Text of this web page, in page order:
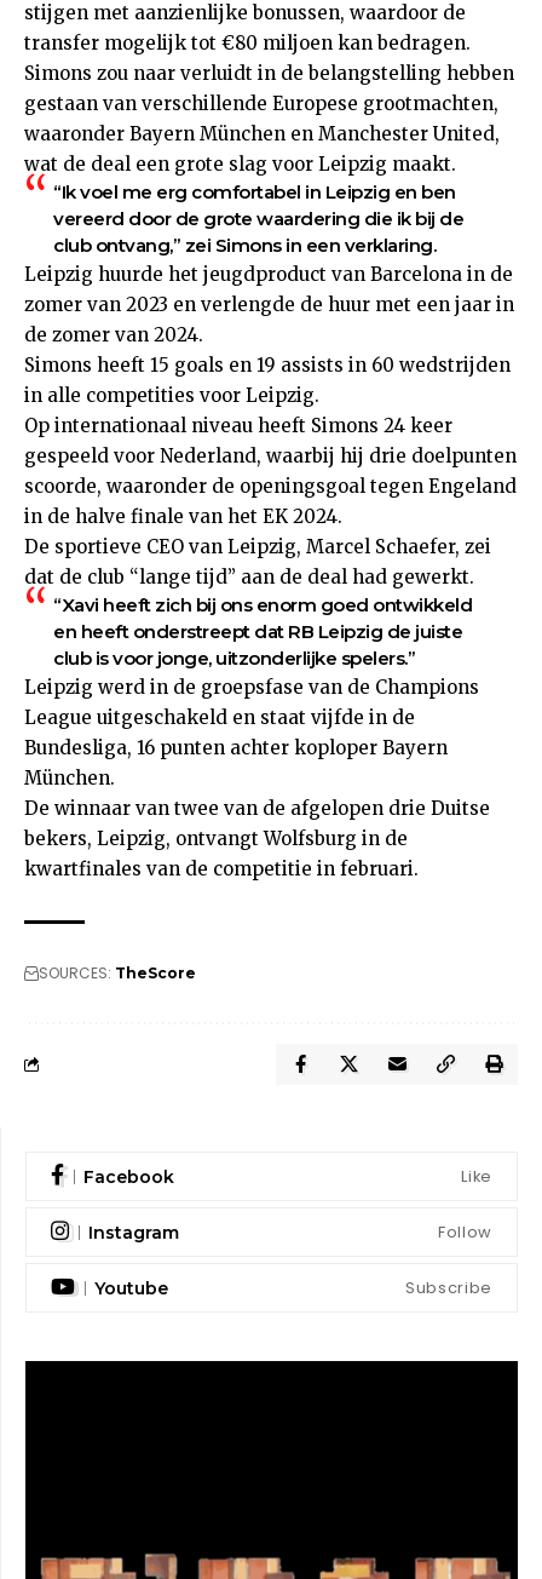
stijgen met aanzienlijke bonussen, waardoor de
transfer mogelijk tot €80 miljoen kan bedragen.
Simons zou naar verluidt in de belangstelling hebben
gestaan van verschillende Europese grootmachten,
waaronder Bayern München en Manchester United,
wat de deal een grote slag voor Leipzig maakt.
“Ik voel me erg comfortabel in Leipzig en ben
vereerd door de grote waardering die ik bij de
club ontvang,” zei Simons in een verklaring.
Leipzig huurde het jeugdproduct van Barcelona in de
zomer van 2023 en verlengde de huur met een jaar in
de zomer van 2024.
Simons heeft 15 goals en 19 assists in 60 wedstrijden
in alle competities voor Leipzig.
Op internationaal niveau heeft Simons 24 keer
gespeeld voor Nederland, waarbij hij drie doelpunten
scoorde, waaronder de openingsgoal tegen Engeland
in de halve finale van het EK 2024.
De sportieve CEO van Leipzig, Marcel Schaefer, zei
dat de club “lange tijd” aan de deal had gewerkt.
“Xavi heeft zich bij ons enorm goed ontwikkeld
en heeft onderstreept dat RB Leipzig de juiste
club is voor jonge, uitzonderlijke spelers.”
Leipzig werd in de groepsfase van de Champions
League uitgeschakeld en staat vijfde in de
Bundesliga, 16 punten achter koploper Bayern
München.
De winnaar van twee van de afgelopen drie Duitse
bekers, Leipzig, ontvangt Wolfsburg in de
kwartfinales van de competitie in februari.
SOURCES: TheScore
Facebook Like
Instagram Follow
Youtube Subscribe